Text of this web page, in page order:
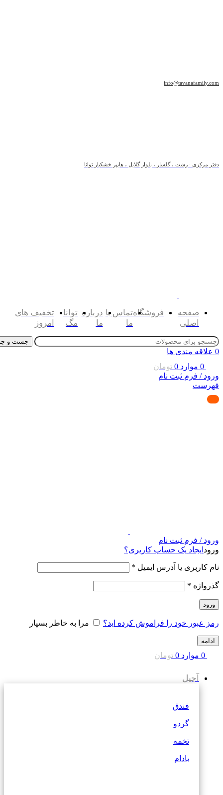
info@tavanafamily.com
دفتر مرکزی : رشت ، گلسار ، بلوار گلایل ، هایپر خشکبار توانا
صفحه
اصلی
فروشگاهتماس با
ما
درباره
ما
توانا
مگ
تخفیف های
امروز
جست و
0 علاقه مندی ها
0 موارد 0 تومان
ورود / فرم ثبت نام
فهرست
ورود / فرم ثبت نام
ورود ایجاد یک حساب کاربری؟
نام کاربری یا آدرس ایمیل *
گذرواژه *
ورود
رمز عبور خود را فراموش کرده اید؟ مرا به خاطر بسپار
ادامه
0 موارد 0 تومان
آجیل
فندق
گردو
تخمه
بادام